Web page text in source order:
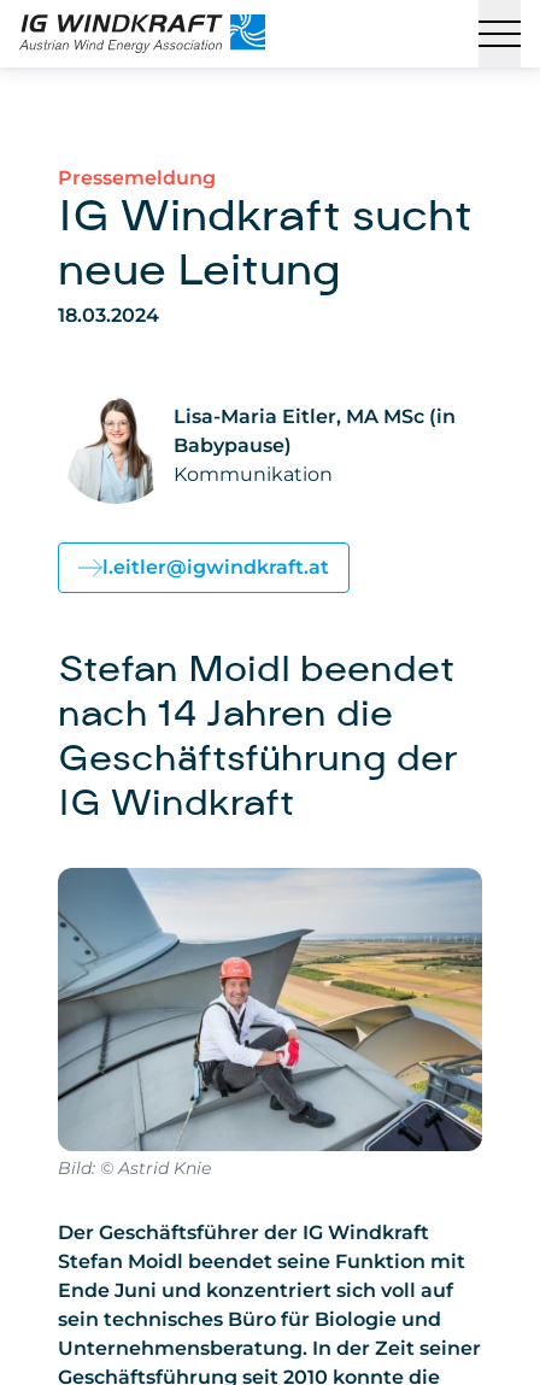
Pressemeldung
IG Windkraft sucht
neue Leitung
18.03.2024
Lisa-Maria Eitler, MA MSc (in
Babypause)
Kommunikation
l.eitler@igwindkraft.at
Stefan Moidl beendet
nach 14 Jahren die
Geschäftsführung der
IG Windkraft
Bild: © Astrid Knie
Der Geschäftsführer der IG Windkraft
Stefan Moidl beendet seine Funktion mit
Ende Juni und konzentriert sich voll auf
sein technisches Büro für Biologie und
Unternehmensberatung. In der Zeit seiner
Geschäftsführung seit 2010 konnte die